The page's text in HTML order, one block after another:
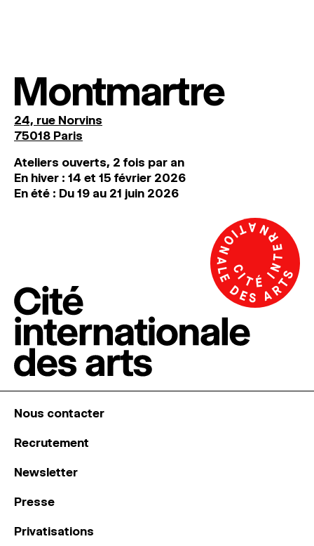
Montmartre
24, rue Norvins
75018 Paris
Ateliers ouverts, 2 fois par an
En hiver : 14 et 15 février 2026
En été : Du 19 au 21 juin 2026
Nous contacter
Recrutement
Newsletter
Presse
Privatisations